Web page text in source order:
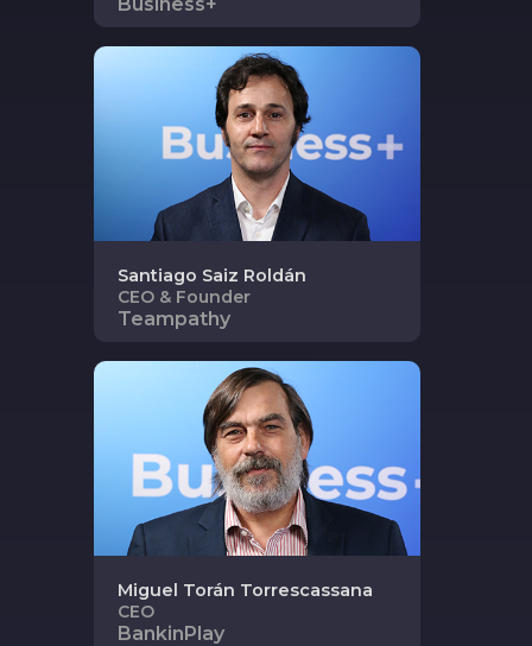
Santiago Saiz Roldán
CEO & Founder
Teampathy
Miguel Torán Torrescassana
CEO
BankinPlay